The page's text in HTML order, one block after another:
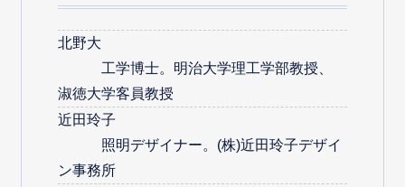
北野大
工学博士。明治大学理工学部教授、
淑徳大学客員教授
近田玲子
照明デザイナー。(株)近田玲子デザイ
ン事務所